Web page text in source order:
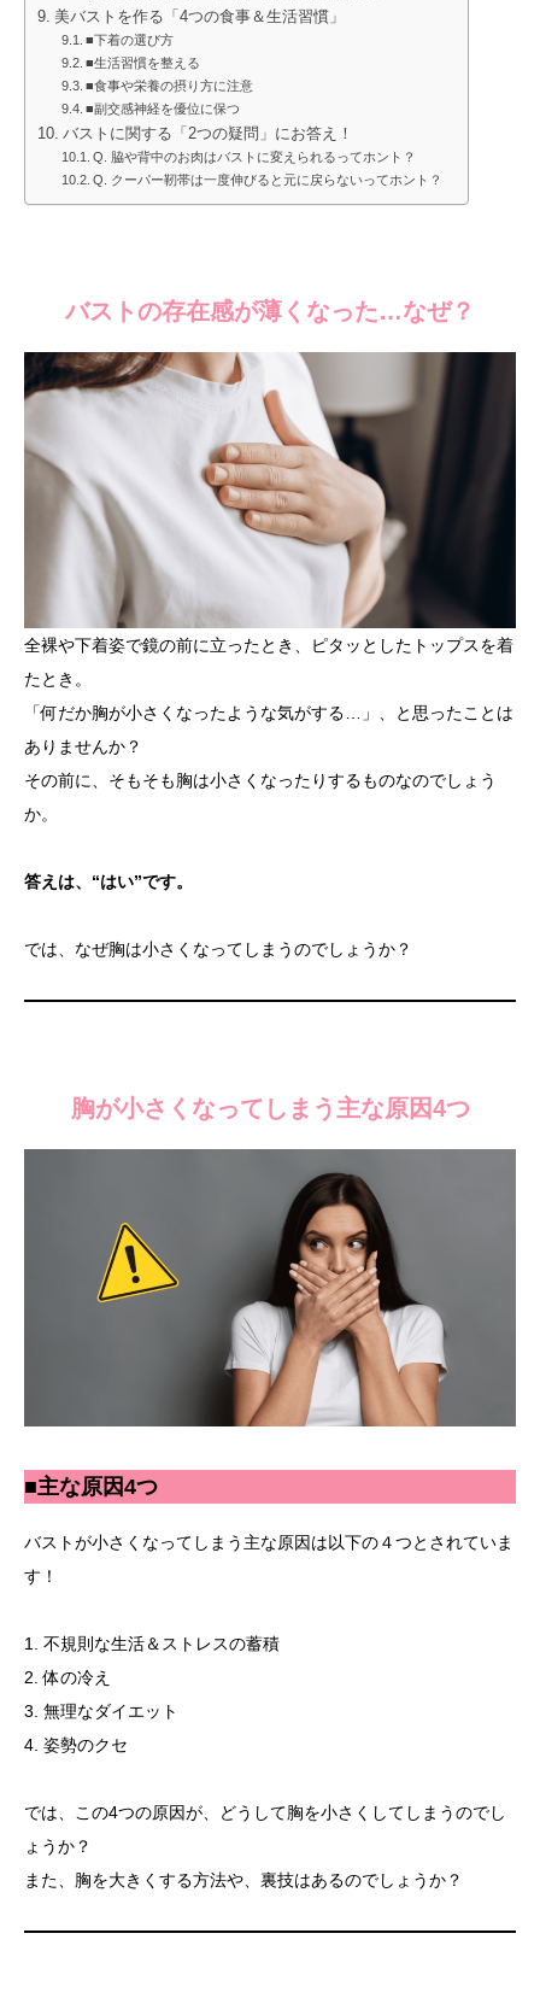
美バストを作る「4つの食事＆生活習慣」
■下着の選び方
■生活習慣を整える
■食事や栄養の摂り方に注意
■副交感神経を優位に保つ
バストに関する「2つの疑問」にお答え！
Q. 脇や背中のお肉はバストに変えられるってホント？
Q. クーパー靭帯は一度伸びると元に戻らないってホント？
バストの存在感が薄くなった…なぜ？
全裸や下着姿で鏡の前に立ったとき、ピタッとしたトップスを着
たとき。
「何だか胸が小さくなったような気がする…」、と思ったことは
ありませんか？
その前に、そもそも胸は小さくなったりするものなのでしょう
か。
答えは、“はい”です。
では、なぜ胸は小さくなってしまうのでしょうか？
胸が小さくなってしまう主な原因4つ
■主な原因4つ
バストが小さくなってしまう主な原因は以下の４つとされていま
す！
1. 不規則な生活＆ストレスの蓄積
2. 体の冷え
3. 無理なダイエット
4. 姿勢のクセ
では、この4つの原因が、どうして胸を小さくしてしまうのでし
ょうか？
また、胸を大きくする方法や、裏技はあるのでしょうか？